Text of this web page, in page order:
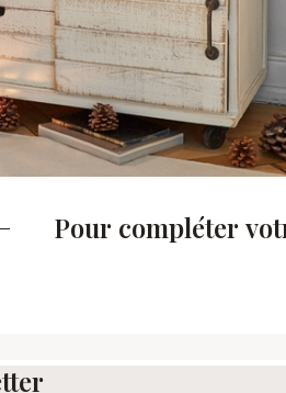
Pour compléter